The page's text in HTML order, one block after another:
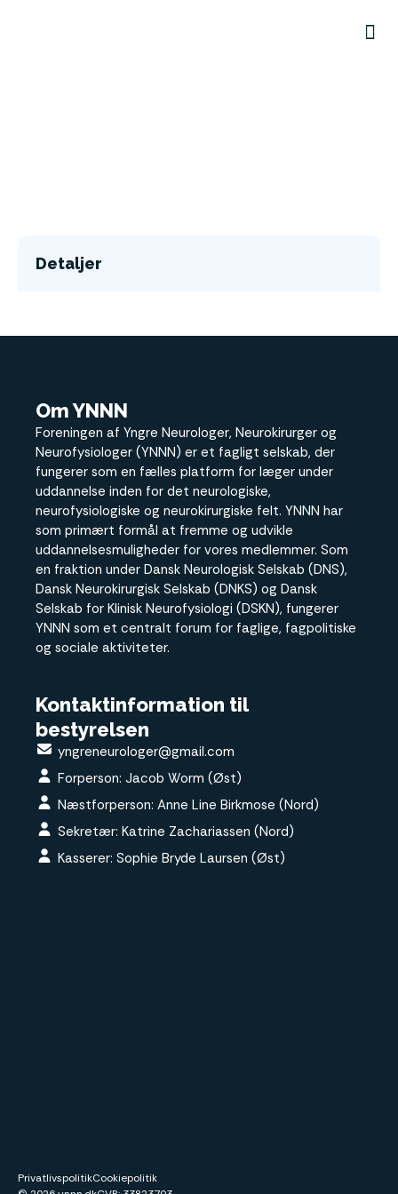
Detaljer
Om YNNN
Foreningen af Yngre Neurologer, Neurokirurger og
Neurofysiologer (YNNN) er et fagligt selskab, der
fungerer som en fælles platform for læger under
uddannelse inden for det neurologiske,
neurofysiologiske og neurokirurgiske felt. YNNN har
som primært formål at fremme og udvikle
uddannelsesmuligheder for vores medlemmer. Som
en fraktion under Dansk Neurologisk Selskab (DNS),
Dansk Neurokirurgisk Selskab (DNKS) og Dansk
Selskab for Klinisk Neurofysiologi (DSKN), fungerer
YNNN som et centralt forum for faglige, fagpolitiske
og sociale aktiviteter.
Kontaktinformation til
bestyrelsen
yngreneurologer@gmail.com
Forperson: Jacob Worm (Øst)
Næstforperson: Anne Line Birkmose (Nord)
Sekretær: Katrine Zachariassen (Nord)
Kasserer: Sophie Bryde Laursen (Øst)
PrivatlivspolitikCookiepolitik